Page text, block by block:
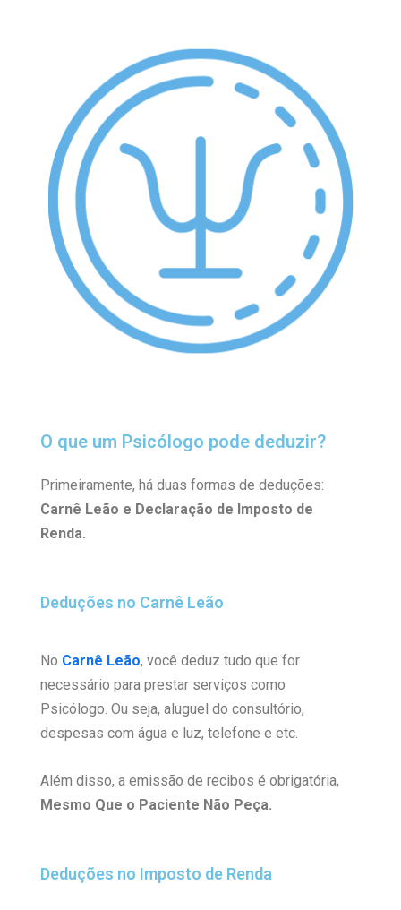
O que um Psicólogo pode deduzir?
Primeiramente, há duas formas de deduções:
Carnê Leão e Declaração de Imposto de
Renda.
Deduções no Carnê Leão
No Carnê Leão, você deduz tudo que for
necessário para prestar serviços como
Psicólogo. Ou seja, aluguel do consultório,
despesas com água e luz, telefone e etc.
Além disso, a emissão de recibos é obrigatória,
Mesmo Que o Paciente Não Peça.
Deduções no Imposto de Renda